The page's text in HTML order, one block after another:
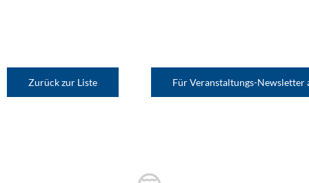
Zurück zur Liste Für Veranstaltungs-Newsletter